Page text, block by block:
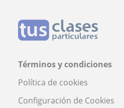
Términos y condiciones
Política de cookies
Configuración de Cookies